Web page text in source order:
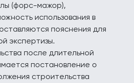
(форс-мажор),
использования в
пояснения для
экспертизы.
после длительной
постановление о
строительства